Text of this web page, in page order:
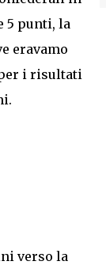
5 punti, la
eravamo
i risultati
verso la